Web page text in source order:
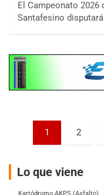
El Campeonato
Santafesino
Paginación
entradas
1 2
Lo que viene
Zárate (Buenos Aires)
PROKART
Rubén Luis Di Palma (Asfalto)
AKPS - F6
Kartódromo AKPS (Asfalto)
Comodoro Rivadavia (Chubut)
CORDOBES ASFALTO - F7
Complejo Valentín Lauret